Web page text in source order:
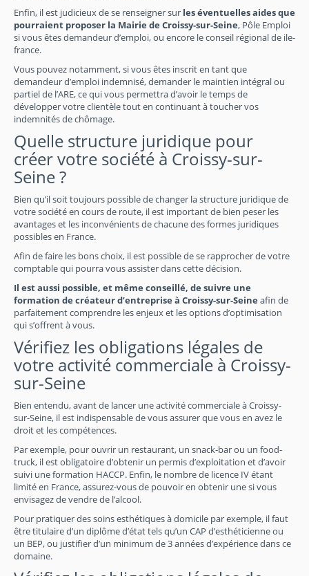
Enfin, il est judicieux de se renseigner sur les éventuelles aides que
pourraient proposer la Mairie de Croissy-sur-Seine, Pôle Emploi
si vous êtes demandeur d’emploi, ou encore le conseil régional de ile-
france.
Vous pouvez notamment, si vous êtes inscrit en tant que
demandeur d’emploi indemnisé, demander le maintien intégral ou
partiel de l’ARE, ce qui vous permettra d’avoir le temps de
développer votre clientèle tout en continuant à toucher vos
indemnités de chômage.
Quelle structure juridique pour
créer votre société à Croissy-sur-
Seine ?
Bien qu’il soit toujours possible de changer la structure juridique de
votre société en cours de route, il est important de bien peser les
avantages et les inconvénients de chacune des formes juridiques
possibles en France.
Afin de faire les bons choix, il est possible de se rapprocher de votre
comptable qui pourra vous assister dans cette décision.
Il est aussi possible, et même conseillé, de suivre une
formation de créateur d’entreprise à Croissy-sur-Seine afin de
parfaitement comprendre les enjeux et les options d’optimisation
qui s’offrent à vous.
Vérifiez les obligations légales de
votre activité commerciale à Croissy-
sur-Seine
Bien entendu, avant de lancer une activité commerciale à Croissy-
sur-Seine, il est indispensable de vous assurer que vous en avez le
droit et les compétences.
Par exemple, pour ouvrir un restaurant, un snack-bar ou un food-
truck, il est obligatoire d’obtenir un permis d’exploitation et d’avoir
suivi une formation HACCP. Enfin, le nombre de licence IV étant
limité en France, assurez-vous de pouvoir en obtenir une si vous
envisagez de vendre de l’alcool.
Pour pratiquer des soins esthétiques à domicile par exemple, il faut
être titulaire d’un diplôme d’état tels qu’un CAP d’esthéticienne ou
un BEP, ou justifier d’un minimum de 3 années d’expérience dans ce
domaine.